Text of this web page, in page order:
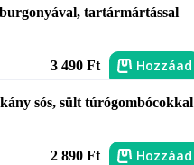
tartármártással
3 490 Ft Hozzáad
sós, sült túrógombócokkal
2 890 Ft Hozzáad